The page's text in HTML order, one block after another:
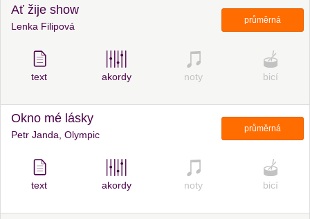
Ať žije show
Lenka Filipová
průměrná
text akordy noty bicí
Okno mé lásky
Petr Janda, Olympic
průměrná
text akordy noty bicí